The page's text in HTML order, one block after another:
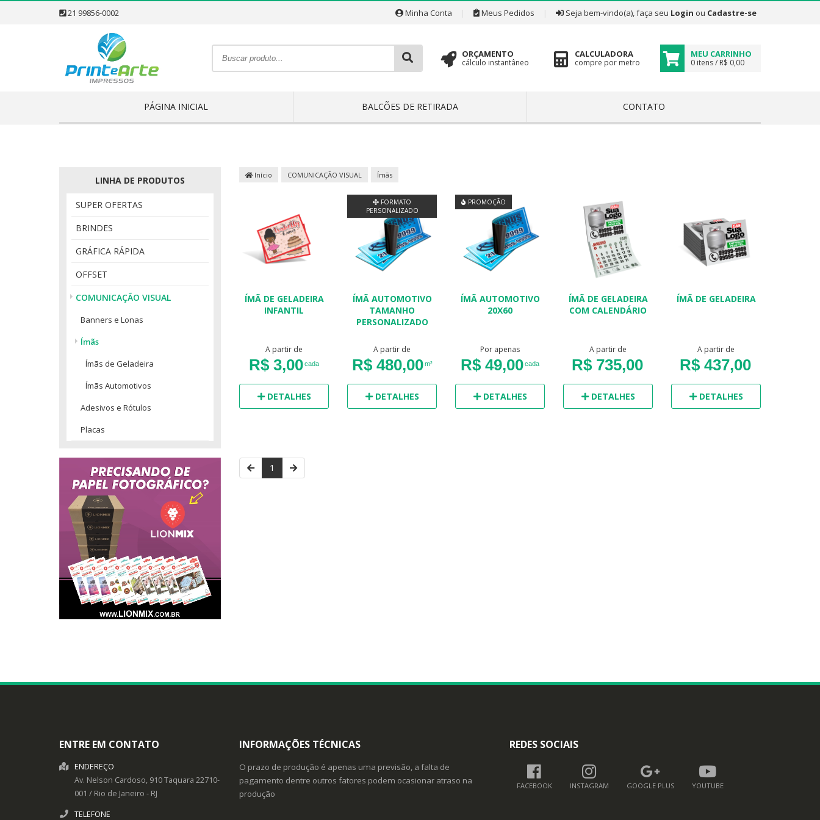
21 99856-0002 Minha Conta Meus Pedidos Seja bem-vindo(a), faça seu Login ou Cadastre-se
ORÇAMENTO
cálculo instantâneo
CALCULADORA
compre por metro
MEU CARRINHO
0 itens / R$ 0,00
PÁGINA INICIAL BALCÕES DE RETIRADA CONTATO
LINHA DE PRODUTOS
SUPER OFERTAS
BRINDES
GRÁFICA RÁPIDA
OFFSET
COMUNICAÇÃO VISUAL
Banners e Lonas
Ímãs
Ímãs de Geladeira
Ímãs Automotivos
Adesivos e Rótulos
Placas
Início COMUNICAÇÃO VISUAL Ímãs
ÍMÃ DE GELADEIRA
INFANTIL
A partir de
R$ 3,00cada
DETALHES
FORMATO
PERSONALIZADO
ÍMÃ AUTOMOTIVO
TAMANHO
PERSONALIZADO
A partir de
R$ 480,00 m²
DETALHES
PROMOÇÃO
ÍMÃ AUTOMOTIVO
20X60
Por apenas
R$ 49,00cada
DETALHES
ÍMÃ DE GELADEIRA
COM CALENDÁRIO
A partir de
R$ 735,00
DETALHES
ÍMÃ DE GELADEIRA
A partir de
R$ 437,00
DETALHES
1
ENTRE EM CONTATO
ENDEREÇO
Av. Nelson Cardoso, 910Taquara 22710-
001 / Rio de Janeiro - RJ
TELEFONE
INFORMAÇÕES TÉCNICAS
O prazo de produção é apenas uma previsão, a falta de
pagamento dentre outros fatores podem ocasionar atraso na
produção
REDES SOCIAIS
FACEBOOK INSTAGRAM GOOGLE PLUS YOUTUBE